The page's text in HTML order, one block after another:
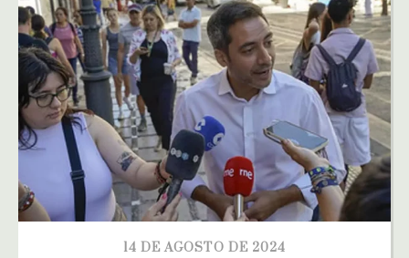
14 DE AGOSTO DE 2024